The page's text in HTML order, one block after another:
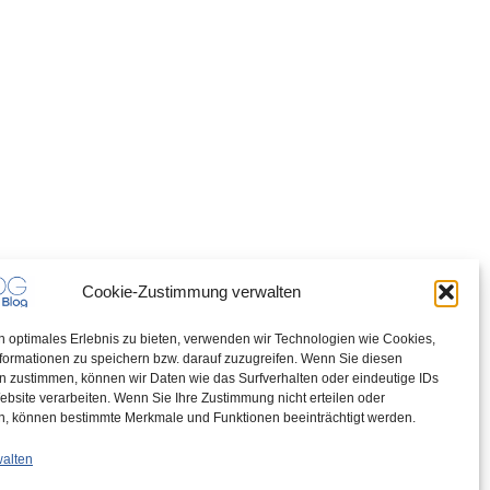
Cookie-Zustimmung verwalten
optimales Erlebnis zu bieten, verwenden wir Technologien wie Cookies,
zu speichern bzw. darauf zuzugreifen. Wenn Sie diesen
zustimmen, können wir Daten wie das Surfverhalten oder eindeutige IDs
verarbeiten. Wenn Sie Ihre Zustimmung nicht erteilen oder
können bestimmte Merkmale und Funktionen beeinträchtigt werden.